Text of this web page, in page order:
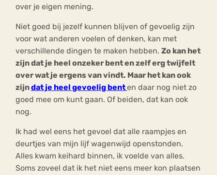
over je eigen mening.
Niet goed bij jezelf kunnen blijven of gevoelig zijn
voor wat anderen voelen of denken, kan met
verschillende dingen te maken hebben. Zo kan het
zijn dat je heel onzeker bent en zelf erg twijfelt
over wat je ergens van vindt. Maar het kan ook
zijndat je heel gevoelig benten daar nog niet zo
goed mee om kunt gaan. Of beiden, dat kan ook
nog.
Ik had wel eens het gevoel dat alle raampjes en
deurtjes van mijn lijf wagenwijd openstonden.
Alles kwam keihard binnen, ik voelde van alles.
Soms zoveel dat ik het niet eens meer kon plaatsen